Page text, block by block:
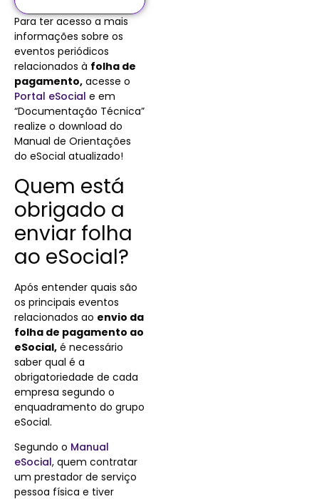
Para ter acesso a mais
informações sobre os
eventos periódicos
relacionados à folha de
pagamento, acesse o
Portal eSocial e em
“Documentação Técnica”
realize o download do
Manual de Orientações
do eSocial atualizado!
Quem está
obrigado a
enviar folha
ao eSocial?
Após entender quais são
os principais eventos
relacionados ao envio da
folha de pagamento ao
eSocial, é necessário
saber qual é a
obrigatoriedade de cada
empresa segundo o
enquadramento do grupo
eSocial.
Segundo o Manual
eSocial, quem contratar
um prestador de serviço
pessoa física e tiver